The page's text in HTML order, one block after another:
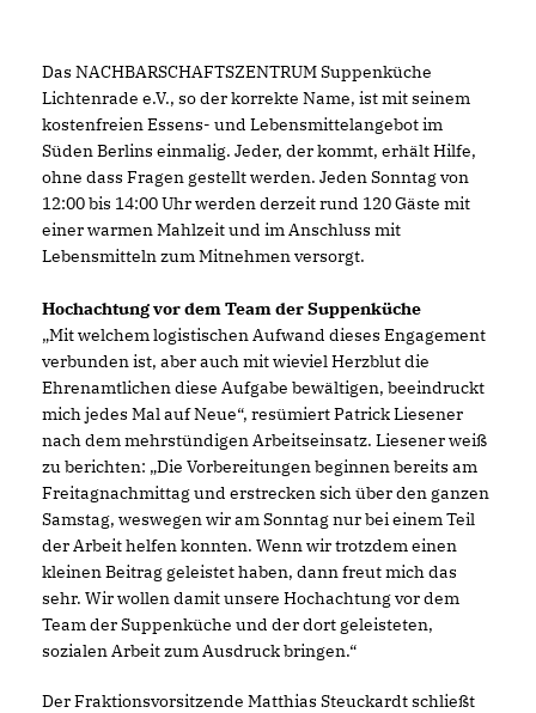
Das NACHBARSCHAFTSZENTRUM Suppenküche
Lichtenrade e.V., so der korrekte Name, ist mit seinem
kostenfreien Essens- und Lebensmittelangebot im
Süden Berlins einmalig. Jeder, der kommt, erhält Hilfe,
ohne dass Fragen gestellt werden. Jeden Sonntag von
12:00 bis 14:00 Uhr werden derzeit rund 120 Gäste mit
einer warmen Mahlzeit und im Anschluss mit
Lebensmitteln zum Mitnehmen versorgt.
Hochachtung vor dem Team der Suppenküche
Mit welchem logistischen Aufwand dieses Engagement
verbunden ist, aber auch mit wieviel Herzblut die
Ehrenamtlichen diese Aufgabe bewältigen, beeindruckt
mich jedes Mal auf Neue“, resümiert Patrick Liesener
nach dem mehrstündigen Arbeitseinsatz. Liesener weiß
zu berichten: „Die Vorbereitungen beginnen bereits am
Freitagnachmittag und erstrecken sich über den ganzen
Samstag, weswegen wir am Sonntag nur bei einem Teil
der Arbeit helfen konnten. Wenn wir trotzdem einen
kleinen Beitrag geleistet haben, dann freut mich das
sehr. Wir wollen damit unsere Hochachtung vor dem
Team der Suppenküche und der dort geleisteten,
sozialen Arbeit zum Ausdruck bringen.“
Der Fraktionsvorsitzende Matthias Steuckardt schließt